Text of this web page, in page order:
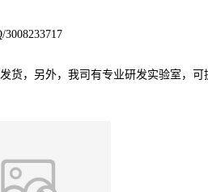
，另外，我司有专业研发实验室，